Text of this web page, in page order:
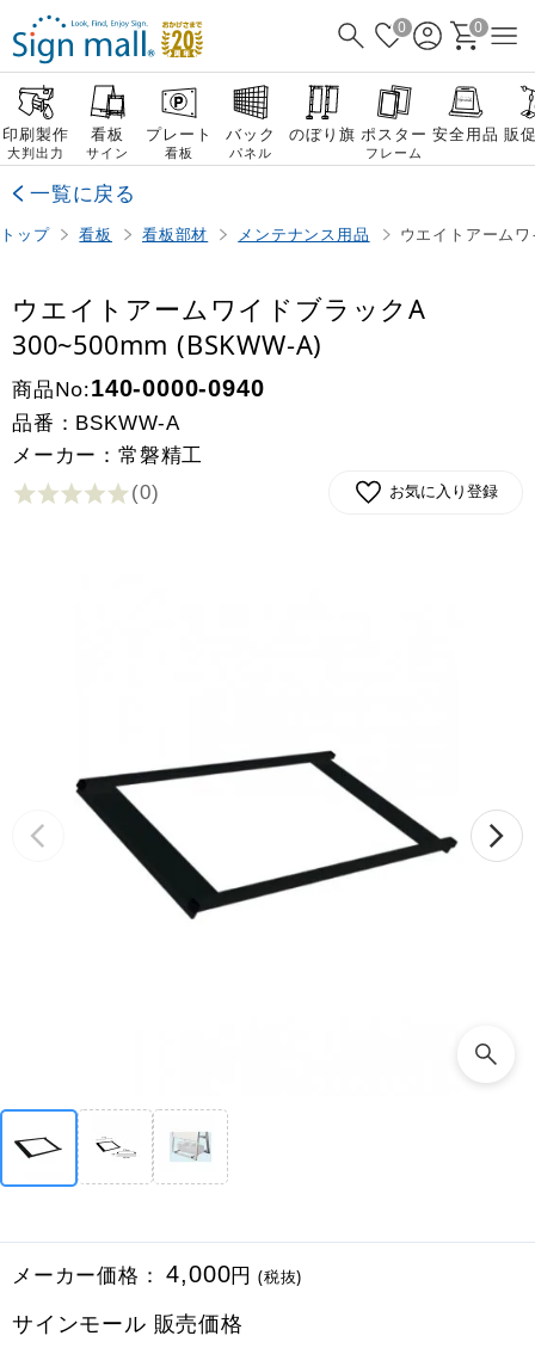
0 0
印刷製作
大判出力
看板
サイン
プレート
看板
バック
パネル
のぼり旗 ポスター
フレーム
安全用品 販
一覧に戻る
トップ 看板 看板部材 メンテナンス用品 ウエイトアーム
ウエイトアームワイドブラックA
300~500mm (BSKWW-A)
商品No:140-0000-0940
品番： BSKWW-A
メーカー：常磐精工
(0) お気に入り登録
メーカー価格：4,000円(税抜)
サインモール 販売価格